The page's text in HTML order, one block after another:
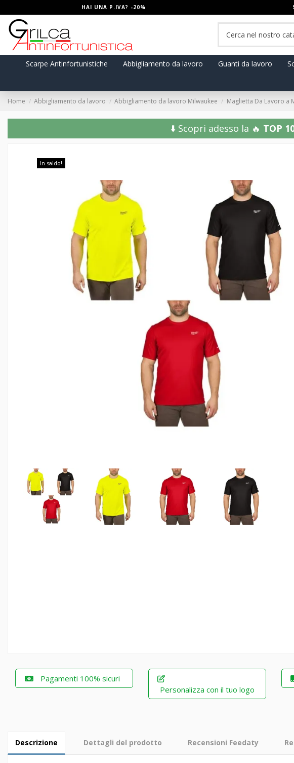
HAI UNA P.IVA? -20%
Scarpe Antinfortunistiche
Abbigliamento da lavoro Guanti da lavoro
Home Abbigliamento da lavoro Abbigliamento da lavoro Milwaukee Maglietta Da Lavoro a
⬇️ Scopri adesso la 🔥 TOP
In saldo!
Pagamenti 100% sicuri
Personalizza con il tuo logo
Descrizione Dettagli del prodotto Recensioni Feedaty